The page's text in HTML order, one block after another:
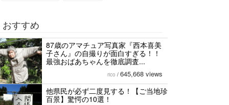
おすすめ
87歳のアマチュア写真家『西本喜美
子さん』の自撮りが面白すぎる！！
最強おばあちゃんを徹底調査...
rico / 645,668 views
他県民が必ず二度見する！【ご当地珍
百景】驚愕の10選！